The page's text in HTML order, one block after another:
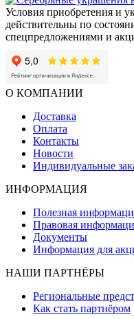
Условия приобретения и
действительны по
спецпредложениями и
О КОМПАНИИ
Доставка
Оплата
Контакты
Новости
Индивидуальные
ИНФОРМАЦИЯ
Полезная
Правовая
Документы
Информация для
НАШИ ПАРТНЁРЫ
Региональные
Как стать партнёром